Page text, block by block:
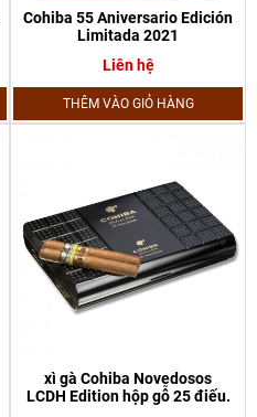
Cohiba 55 Aniversario Edición
Limitada 2021
Liên hệ
THÊM VÀO GIỎ HÀNG
xì gà Cohiba Novedosos
LCDH Edition hộp gỗ 25 điếu.